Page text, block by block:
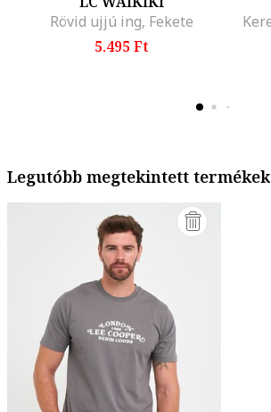
Rövid ujjú ing, Fekete
5.495 Ft
Legutóbb megtekintett termékek